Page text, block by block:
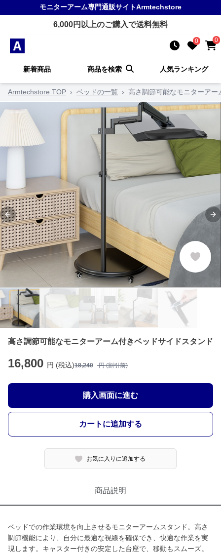
モニターアーム専門通販サイトArmtechstore
6,000円以上のご購入で送料無料
0 0
新着商品 商品を検索 人気ランキング
Armtechstore TOP › ベッドの一覧 › 高さ調節可能なモニターア
Previous slide
高さ調節可能なモニターアーム付きベッドサイドスタンド
16,800 円 (税込)18,240 円 (割引前)
購入画面に進む
カートに追加する
お気に入りに追加する
商品説明
ベッドでの作業環境を向上させるモニターアームスタンド。高さ
調節機能により、自分に最適な視線を確保でき、快適な作業を実
現します。キャスター付きの安定した台座で、移動もスムーズ。